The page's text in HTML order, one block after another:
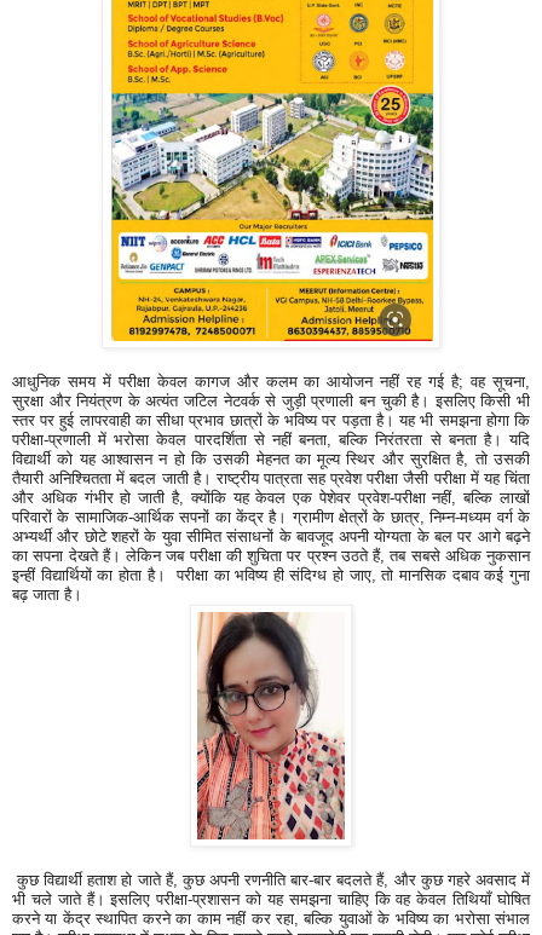
आधुनिक समय में परीक्षा केवल कागज और कलम का आयोजन नहीं रह गई है; वह सूचना,
सुरक्षा और नियंत्रण के अत्यंत जटिल नेटवर्क से जुड़ी प्रणाली बन चुकी है। इसलिए किसी भी
स्तर पर हुई लापरवाही का सीधा प्रभाव छात्रों के भविष्य पर पड़ता है। यह भी समझना होगा कि
परीक्षा-प्रणाली में भरोसा केवल पारदर्शिता से नहीं बनता, बल्कि निरंतरता से बनता है। यदि
विद्यार्थी को यह आश्वासन न हो कि उसकी मेहनत का मूल्य स्थिर और सुरक्षित है, तो उसकी
तैयारी अनिश्चितता में बदल जाती है। राष्ट्रीय पात्रता सह प्रवेश परीक्षा जैसी परीक्षा में यह चिंता
और अधिक गंभीर हो जाती है, क्योंकि यह केवल एक पेशेवर प्रवेश-परीक्षा नहीं, बल्कि लाखों
परिवारों के सामाजिक-आर्थिक सपनों का केंद्र है। ग्रामीण क्षेत्रों के छात्र, निम्न-मध्यम वर्ग के
अभ्यर्थी और छोटे शहरों के युवा सीमित संसाधनों के बावजूद अपनी योग्यता के बल पर आगे बढ़ने
का सपना देखते हैं। लेकिन जब परीक्षा की शुचिता पर प्रश्न उठते हैं, तब सबसे अधिक नुकसान
इन्हीं विद्यार्थियों का होता है। परीक्षा का भविष्य ही संदिग्ध हो जाए, तो मानसिक दबाव कई गुना
बढ़ जाता है।
कुछ विद्यार्थी हताश हो जाते हैं, कुछ अपनी रणनीति बार-बार बदलते हैं, और कुछ गहरे अवसाद में
भी चले जाते हैं। इसलिए परीक्षा-प्रशासन को यह समझना चाहिए कि वह केवल तिथियाँ घोषित
करने या केंद्र स्थापित करने का काम नहीं कर रहा, बल्कि युवाओं के भविष्य का भरोसा संभाल